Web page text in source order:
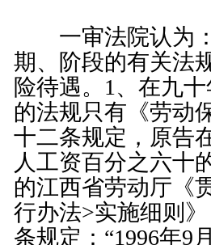
一审法院认为：
期、阶段的有关法
险待遇。1、在九
的法规只有《劳动
十二条规定，原告
人工资百分之六十
的江西省劳动厅《
行办法>实施细则
条规定：“1996年9